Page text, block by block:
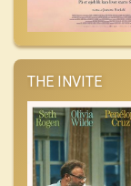
THE INVITE